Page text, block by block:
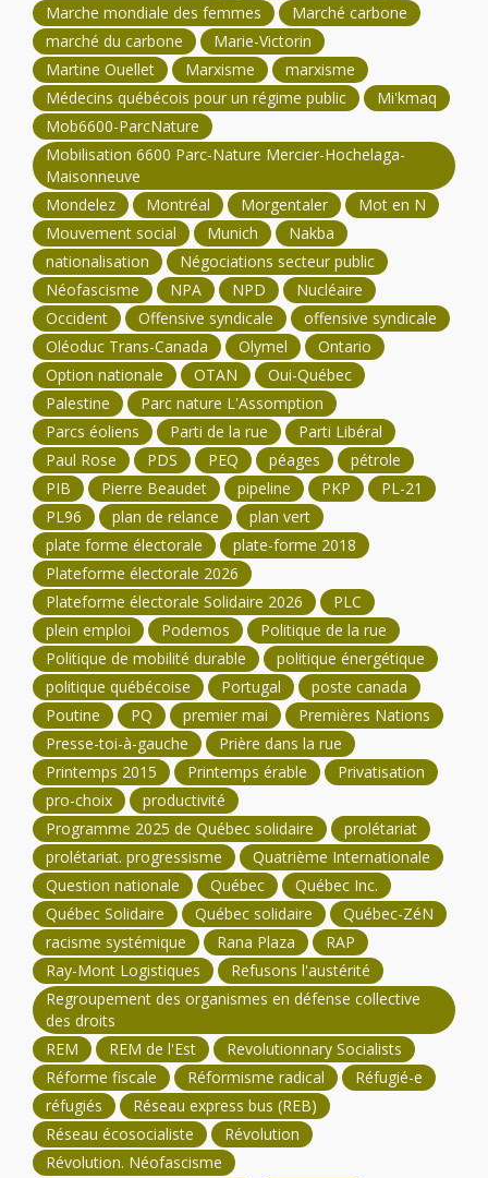
Marche mondiale des femmes
Marché carbone
marché du carbone
Marie-Victorin
Martine Ouellet
Marxisme
marxisme
Médecins québécois pour un régime public
Mi'kmaq
Mob6600-ParcNature
Mobilisation 6600 Parc-Nature Mercier-Hochelaga-
Maisonneuve
Mondelez
Montréal Morgentaler
Mot en N
Mouvement social
Munich
Nakba
nationalisation
Négociations secteur public
Néofascisme
NPA NPD
Nucléaire
Occident
Offensive syndicale
offensive syndicale
Oléoduc Trans-Canada
Olymel
Ontario
Option nationale
OTAN
Oui-Québec
Palestine
Parc nature L'Assomption
Parcs éoliens
Parti de la rue
Parti Libéral
Paul Rose
PDS PEQ péages
pétrole
PIB
Pierre Beaudet pipeline PKP
PL-21
PL96
plan de relance
plan vert
plate forme électorale
plate-forme 2018
Plateforme électorale 2026
Plateforme électorale Solidaire 2026
PLC
plein emploi
Podemos
Politique de la rue
Politique de mobilité durable
politique énergétique
politique québécoise
Portugal
poste canada
Poutine
PQ premier mai
Premières Nations
Presse-toi-à-gauche
Prière dans la rue
Printemps 2015
Printemps érable
Privatisation
pro-choix
productivité
Programme 2025 de Québec solidaire
prolétariat
prolétariat. progressisme
Quatrième Internationale
Question nationale
Québec
Québec Inc.
Québec Solidaire
Québec solidaire
Québec-ZéN
racisme systémique
Rana Plaza
RAP
Ray-Mont Logistiques
Refusons l'austérité
Regroupement des organismes en défense collective
des droits
REM
REM de l'Est
Revolutionnary Socialists
Réforme fiscale
Réformisme radical
Réfugié-e
réfugiés
Réseau express bus (REB)
Réseau écosocialiste
Révolution
Révolution. Néofascisme